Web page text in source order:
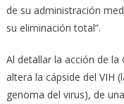
de su administración
su eliminación total”.
Al detallar la acción de la
altera la cápside del VIH
genoma del virus), de